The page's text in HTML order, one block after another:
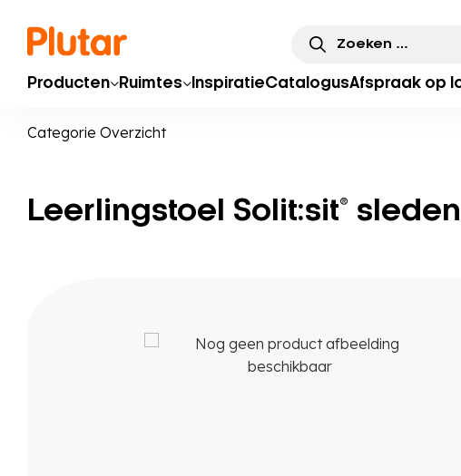
Zoeken
naar:
Producten Ruimtes InspiratieCatalogusAfspraak op
Categorie Overzicht
Leerlingstoel Solit:sit®